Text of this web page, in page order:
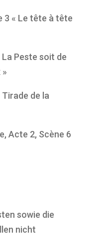
3 « Le tête à tête
La Peste soit de
Tirade de la
Acte 2, Scène 6
sowie die
nicht